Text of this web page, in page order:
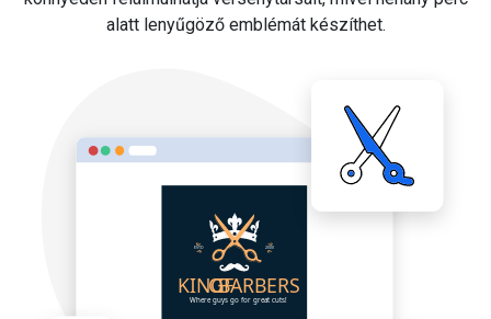
alatt lenyűgöző emblémát készíthet.